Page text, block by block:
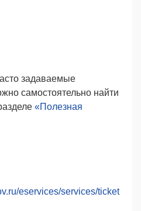
задаваемые
самостоятельно найти
«Полезная
eservices/services/ticket